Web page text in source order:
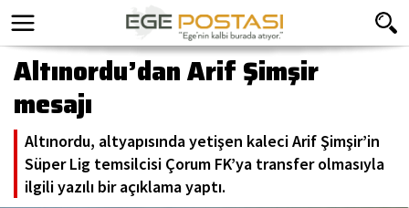
Altınordu’dan Arif Şimşir
mesajı
Altınordu, altyapısında yetişen kaleci Arif Şimşir’in
Süper Lig temsilcisi Çorum FK’ya transfer olmasıyla
ilgili yazılı bir açıklama yaptı.